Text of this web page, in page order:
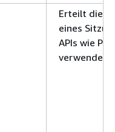
Erteilt die
eines
APIs wie
verwendet